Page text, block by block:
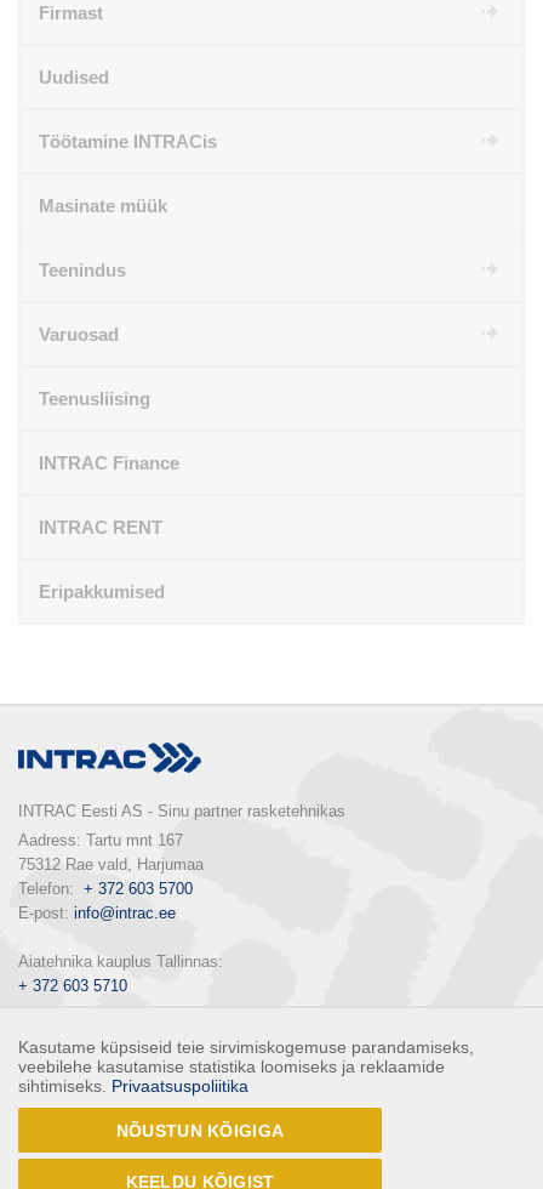
Firmast
Uudised
Töötamine INTRACis
Masinate müük
Teenindus
Varuosad
Teenusliising
INTRAC Finance
INTRAC RENT
Eripakkumised
INTRAC Eesti AS - Sinu partner rasketehnikas
Aadress: Tartu mnt 167
75312 Rae vald, Harjumaa
Telefon: + 372 603 5700
E-post: info@intrac.ee
+ 372 603 5710
KONTAKTID
Liitu uudiskirjaga
Kasutame küpsiseid teie sirvimiskogemuse parandamiseks,
veebilehe kasutamise statistika loomiseks ja reklaamide
sihtimiseks. Privaatsuspoliitika
NÕUSTUN KÕIGIGA
KEELDU KÕIGIST